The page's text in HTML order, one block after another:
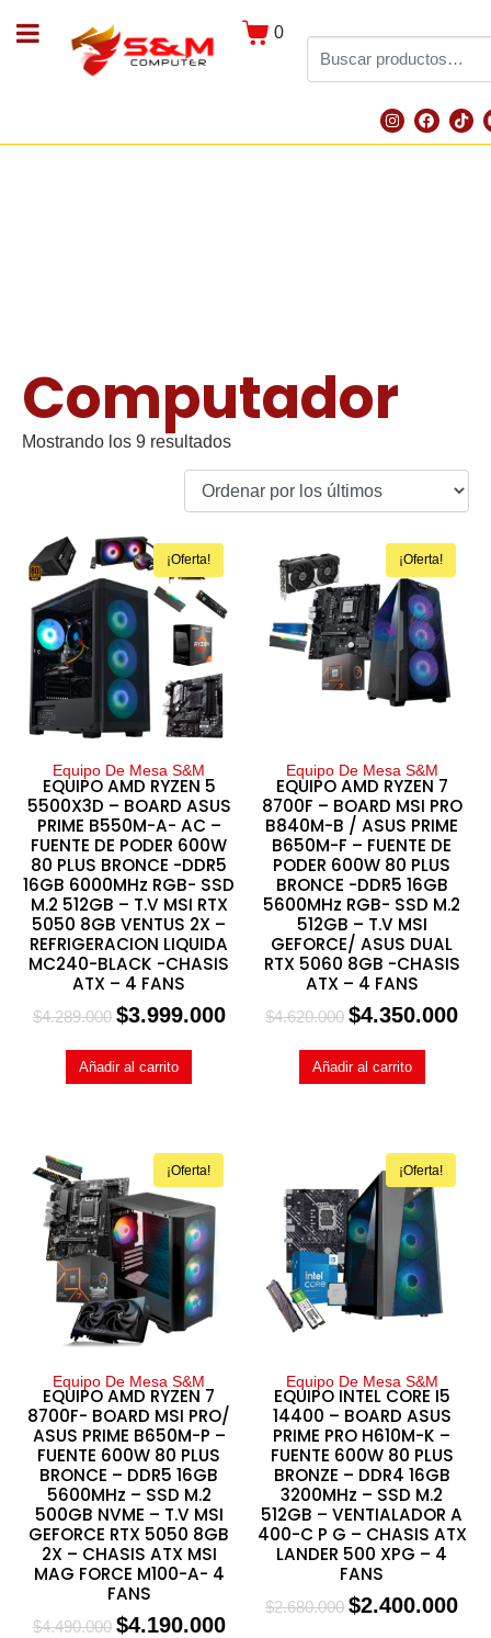
0
Computador
Mostrando los 9 resultados
¡Oferta!
Equipo De Mesa S&M
EQUIPO AMD RYZEN 5
5500X3D – BOARD ASUS
PRIME B550M-A- AC –
FUENTE DE PODER 600W
80 PLUS BRONCE -DDR5
16GB 6000MHz RGB- SSD
M.2 512GB – T.V MSI RTX
5050 8GB VENTUS 2X –
REFRIGERACION LIQUIDA
MC240-BLACK -CHASIS
ATX – 4 FANS
$4.289.000 $3.999.000
Añadir al carrito
¡Oferta!
Equipo De Mesa S&M
EQUIPO AMD RYZEN 7
8700F – BOARD MSI PRO
B840M-B / ASUS PRIME
B650M-F – FUENTE DE
PODER 600W 80 PLUS
BRONCE -DDR5 16GB
5600MHz RGB- SSD M.2
512GB – T.V MSI
GEFORCE/ ASUS DUAL
RTX 5060 8GB -CHASIS
ATX – 4 FANS
$4.620.000 $4.350.000
Añadir al carrito
¡Oferta!
Equipo De Mesa S&M
EQUIPO AMD RYZEN 7
8700F- BOARD MSI PRO/
ASUS PRIME B650M-P –
FUENTE 600W 80 PLUS
BRONCE – DDR5 16GB
5600MHz – SSD M.2
500GB NVME – T.V MSI
GEFORCE RTX 5050 8GB
2X – CHASIS ATX MSI
MAG FORCE M100-A- 4
FANS
$4.490.000 $4.190.000
¡Oferta!
Equipo De Mesa S&M
EQUIPO INTEL CORE I5
14400 – BOARD ASUS
PRIME PRO H610M-K –
FUENTE 600W 80 PLUS
BRONZE – DDR4 16GB
3200MHz – SSD M.2
512GB – VENTIALADOR A
400-C P G – CHASIS ATX
LANDER 500 XPG – 4
FANS
$2.680.000 $2.400.000